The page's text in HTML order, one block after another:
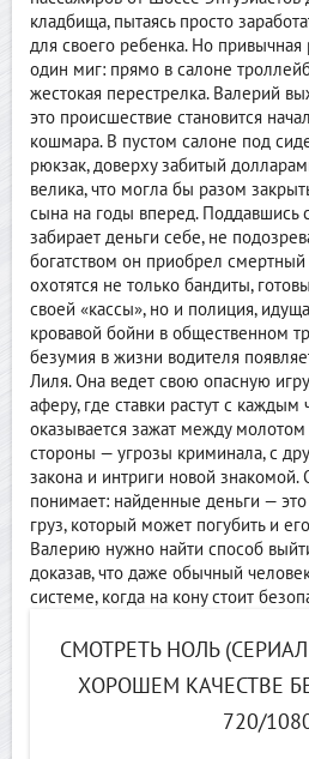
кладбища, пытаясь просто
для своего ребенка. Но привычная
один миг: прямо в салоне
жестокая перестрелка. Валерий
это происшествие становится
кошмара. В пустом салоне под
рюкзак, доверху забитый
велика, что могла бы разом
сына на годы вперед. Поддавшись
забирает деньги себе, не
богатством он приобрел смертный
охотятся не только бандиты,
своей «кассы», но и полиция,
кровавой бойни в общественном
безумия в жизни водителя
Лиля. Она ведет свою опасную
аферу, где ставки растут с каждым
оказывается зажат между
стороны — угрозы криминала, с
закона и интриги новой знакомой.
понимает: найденные деньги —
груз, который может погубить и
Валерию нужно найти способ
доказав, что даже обычный
системе, когда на кону стоит
СМОТРЕТЬ НОЛЬ
ХОРОШЕМ КАЧЕСТВЕ
720/